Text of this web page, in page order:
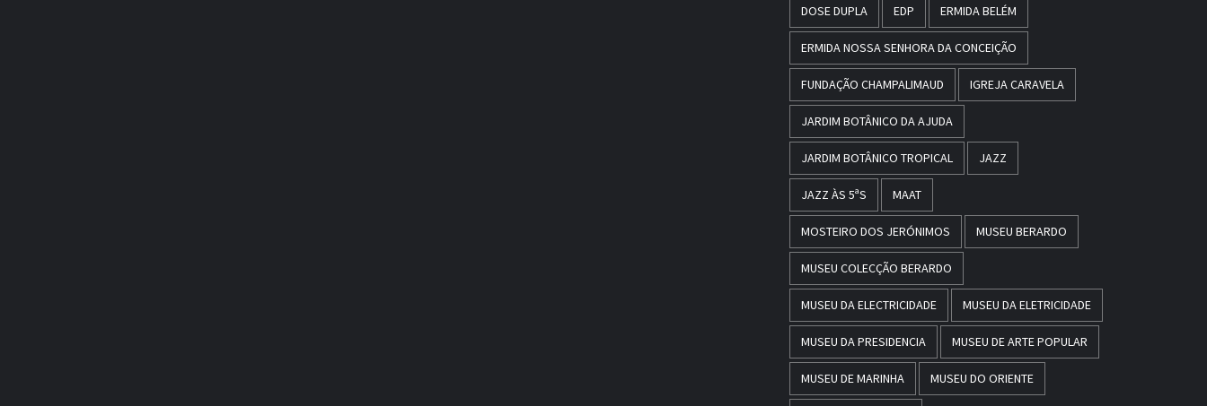
DOSE DUPLA EDP ERMIDA BELÉM
ERMIDA NOSSA SENHORA DA CONCEIÇÃO
FUNDAÇÃO CHAMPALIMAUD IGREJA CARAVELA
JARDIM BOTÂNICO DA AJUDA
JARDIM BOTÂNICO TROPICAL JAZZ
JAZZ ÀS 5ªS MAAT
MOSTEIRO DOS JERÓNIMOS MUSEU BERARDO
MUSEU COLECÇÃO BERARDO
MUSEU DA ELECTRICIDADE MUSEU DA ELETRICIDADE
MUSEU DA PRESIDENCIA MUSEU DE ARTE POPULAR
MUSEU DE MARINHA MUSEU DO ORIENTE